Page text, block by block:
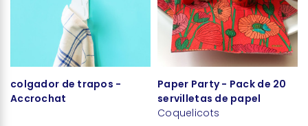
colgador de trapos -
Accrochat
Paper Party - Pack de 20
servilletas de papel
Coquelicots